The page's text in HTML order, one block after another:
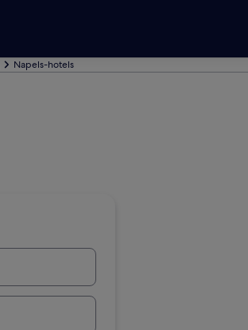
Napels-hotels